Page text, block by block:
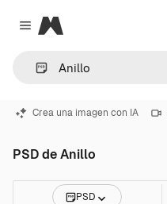
Close menu
Magnific
Crea una imagen con IA
PSD de Anillo
PSD